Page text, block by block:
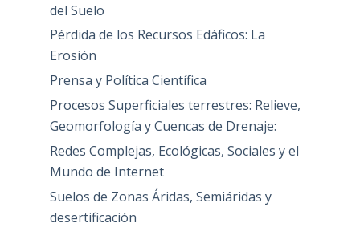
del Suelo
Pérdida de los Recursos Edáficos: La
Erosión
Prensa y Política Científica
Procesos Superficiales terrestres: Relieve,
Geomorfología y Cuencas de Drenaje:
Redes Complejas, Ecológicas, Sociales y el
Mundo de Internet
Suelos de Zonas Áridas, Semiáridas y
desertificación